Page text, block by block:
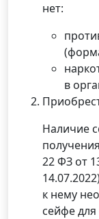
нет:
в
Наличие
22 ФЗ от
к нему
сейфе